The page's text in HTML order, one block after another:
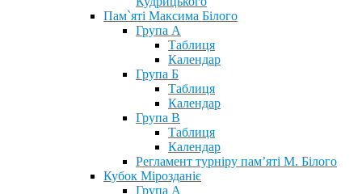
Пам`яті Максима Білого
Група А
Таблиця
Календар
Група Б
Таблиця
Календар
Група В
Таблиця
Календар
Регламент турніру пам’яті М. Білого
Кубок Мірозданіє
Група А